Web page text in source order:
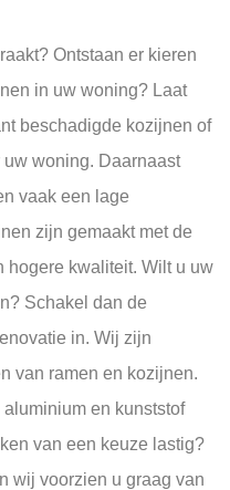
Ontstaan er kieren
in uw woning? Laat
beschadigde kozijnen of
woning. Daarnaast
vaak een lage
zijn gemaakt met de
hogere kwaliteit. Wilt u uw
Schakel dan de
in. Wij zijn
van ramen en kozijnen.
en kunststof
van een keuze lastig?
wij voorzien u graag van